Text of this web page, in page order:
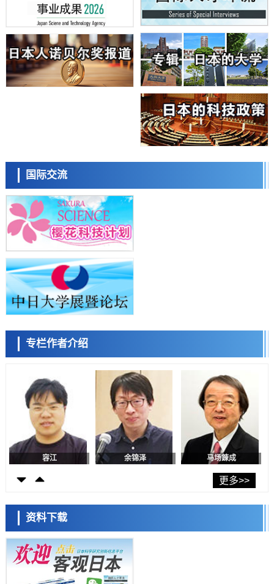
科学研究
日本学术会议：为保持土壤健康应采取哪些措施？探讨土壤保护与强化
的具体对策
科学研究
大阪大学开发基于水氢键网络的温度预测新方法，AI从分子排列信息中
高精度解读
经济・社会
【AI法上篇】如何对“将人生交给AI”保持危机感——中央大学平野晋教
庆应义塾大学阐明脑内“游击手”小胶质细胞包裹保护受损神经细胞的机
制，有望用于开发阿尔茨海默病等疾病疗法
劣化抑制机制，为提升轮胎安全性与耐久性的材料设计开辟道路
科学研究
近畿大学等发现植物染料“日本茜”的红色成分可抑制老化与炎症，有望
成为新型功能性材料
科学研究
群马大学开发针对难治性癫痫的新型基因疗法，利用超小型GAD67启动
子抑制发作
科学研究
九州大学揭示夜间眼压升高机制：两种激素波动叠加所致
科学研究
东京都产技研采用新手法开发出可稳定工作至300℃的介电材料，已验
证电容器可在汽车发动机等高温环境下工作
经济・社会
日本生成式AI使用者占比一年内翻倍，但与中美德仍有较大差距
政策
日本修订首都直下型地震紧急对策：目标为死亡人数至少减半，重点强
化火灾防控
福井大学发现细胞记忆过往并抑制反应的机制，阐明即便DNA相同反应
迥异之谜
科学研究
神户大学确认口服癌症疫苗B440单药给药的安全性，在转移性尿路上皮
癌患者中开展临床试验
日本发布《令和8年版科学技术与创新白皮书》，解读第七期基本计划
首年度政策方向
科学研究
东京大学发现可诱导细胞死亡的新型信使物质
东京都健康长寿医疗中心跨器官揭示衰老过程中的糖链变化
科学研究
产总研无需石油利用松脂制备石墨前驱体，可作为电池电极材料
科学研究
东京大学和海上保安厅等发现南海海槽沿线板块边界锁定状态存在区域
国际交流
专栏作者介绍
流员
小岩井忠道
陈小牧 李鸥 安宁
容江 余锦泽 马场錬成
日本科学未来馆 科学交
流员
更多>>
资料下载